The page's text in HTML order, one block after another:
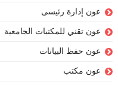
عون إدارة رئيسى
عون تقني للمكتبات الجامعية
عون حفظ البيانات
عون مكتب